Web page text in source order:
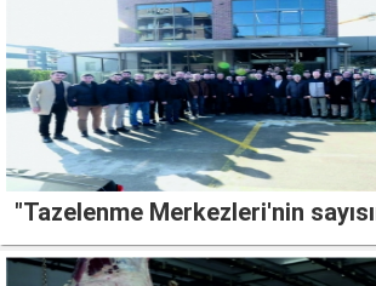
"Tazelenme Merkezleri'nin